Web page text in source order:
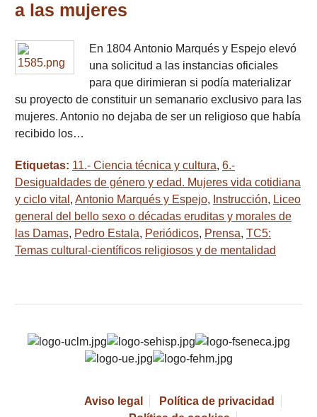
a las mujeres
En 1804 Antonio Marqués y Espejo elevó
una solicitud a las instancias oficiales
para que dirimieran si podía materializar
su proyecto de constituir un semanario exclusivo para las
mujeres. Antonio no dejaba de ser un religioso que había
recibido los…
Etiquetas: 11.- Ciencia técnica y cultura, 6.-
Desigualdades de género y edad. Mujeres vida cotidiana
y ciclo vital , Antonio Marqués y Espejo, Instrucción, Liceo
general del bello sexo o décadas eruditas y morales de
las Damas, Pedro Estala, Periódicos, Prensa, TC5:
Temas cultural-científicos religiosos y de mentalidad
Aviso legal
Política de privacidad